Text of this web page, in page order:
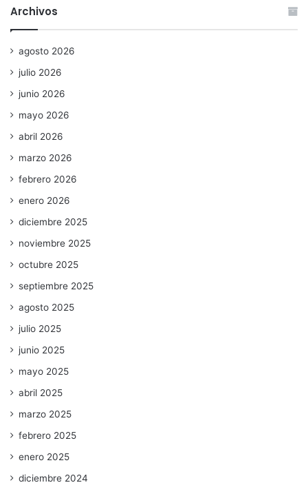
Archivos
agosto 2026
julio 2026
junio 2026
mayo 2026
abril 2026
marzo 2026
febrero 2026
enero 2026
diciembre 2025
noviembre 2025
octubre 2025
septiembre 2025
agosto 2025
julio 2025
junio 2025
mayo 2025
abril 2025
marzo 2025
febrero 2025
enero 2025
diciembre 2024